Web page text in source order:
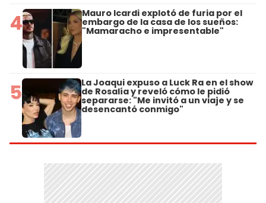
4 Mauro Icardi explotó de furia por el
embargo de la casa de los sueños:
"Mamaracho e impresentable"
5 La Joaqui expuso a Luck Ra en el show
de Rosalía y reveló cómo le pidió
separarse: "Me invitó a un viaje y se
desencantó conmigo"